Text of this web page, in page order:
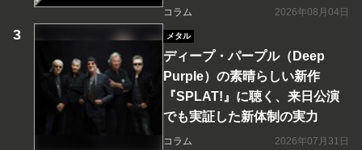
コラム 2026年08月04日
メタル
ディープ・パープル（Deep
Purple）の素晴らしい新作
『SPLAT!』に聴く、来日公演
でも実証した新体制の実力
コラム 2026年07月31日